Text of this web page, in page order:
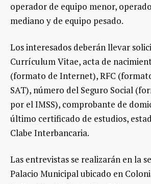
operador de equipo menor,
mediano y de equipo pesado.
Los interesados deberán llevar
Currículum Vitae, acta de
(formato de Internet), RFC
SAT), número del Seguro Social
por el IMSS), comprobante de
último certificado de estudios,
Clabe Interbancaria.
Las entrevistas se realizarán en la
Palacio Municipal ubicado en